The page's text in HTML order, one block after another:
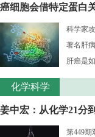
癌细胞会借特定蛋白
科学家
著名肝
肝癌是
化学科学
姜中宏：从化学21分
第449期